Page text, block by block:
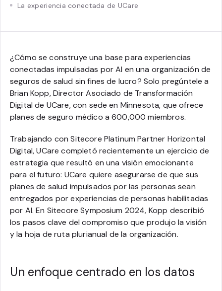
La experiencia conectada de UCare
¿Cómo se construye una base para experiencias
conectadas impulsadas por AI en una organización de
seguros de salud sin fines de lucro? Solo pregúntele a
Brian Kopp, Director Asociado de Transformación
Digital de UCare, con sede en Minnesota, que ofrece
planes de seguro médico a 600,000 miembros.
Trabajando con Sitecore Platinum Partner Horizontal
Digital, UCare completó recientemente un ejercicio de
estrategia que resultó en una visión emocionante
para el futuro: UCare quiere asegurarse de que sus
planes de salud impulsados por las personas sean
entregados por experiencias de personas habilitadas
por AI. En Sitecore Symposium 2024, Kopp describió
los pasos clave del compromiso que produjo la visión
y la hoja de ruta plurianual de la organización.
Un enfoque centrado en los datos